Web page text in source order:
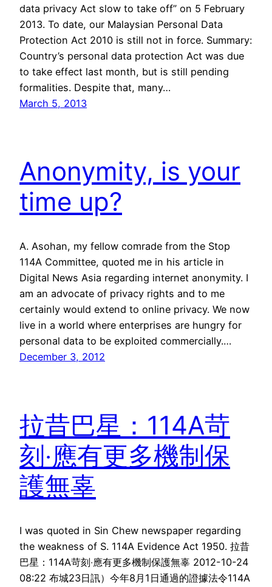
data privacy Act slow to take off” on 5 February
2013. To date, our Malaysian Personal Data
Protection Act 2010 is still not in force. Summary:
Country’s personal data protection Act was due
to take effect last month, but is still pending
formalities. Despite that, many…
March 5, 2013
Anonymity, is your
time up?
A. Asohan, my fellow comrade from the Stop
114A Committee, quoted me in his article in
Digital News Asia regarding internet anonymity. I
am an advocate of privacy rights and to me
certainly would extend to online privacy. We now
live in a world where enterprises are hungry for
personal data to be exploited commercially.…
December 3, 2012
拉昔巴星：114A苛
刻‧應有更多機制保
護無辜
I was quoted in Sin Chew newspaper regarding
the weakness of S. 114A Evidence Act 1950. 拉昔
巴星：114A苛刻‧應有更多機制保護無辜 2012-10-24
08:22 布城23日訊）今年8月1日通過的證據法令114A